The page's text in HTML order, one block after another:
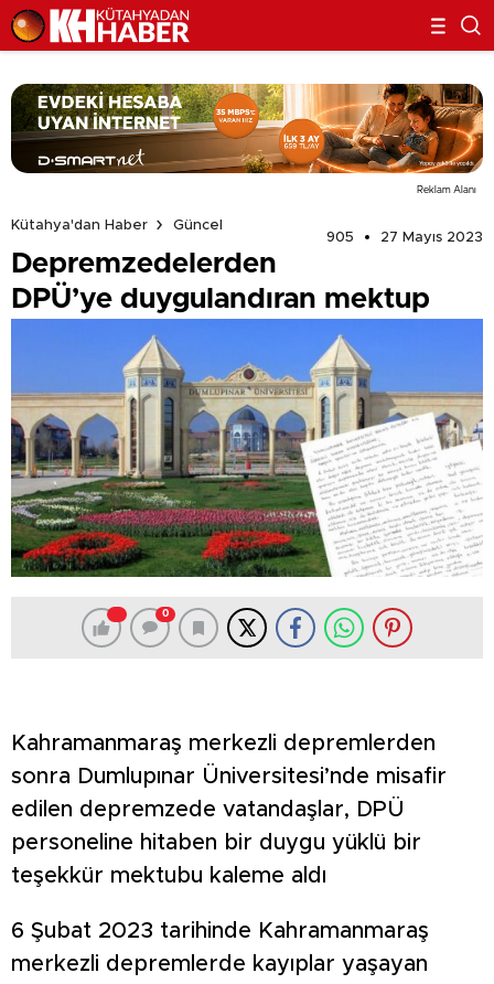
Reklam Alanı
Kütahya'dan Haber
Güncel
905
27 Mayıs 2023
Depremzedelerden
DPÜ’ye duygulandıran mektup
0
Kahramanmaraş merkezli depremlerden
sonra Dumlupınar Üniversitesi’nde misafir
edilen depremzede vatandaşlar, DPÜ
personeline hitaben bir duygu yüklü bir
teşekkür mektubu kaleme aldı
6 Şubat 2023 tarihinde Kahramanmaraş
merkezli depremlerde kayıplar yaşayan